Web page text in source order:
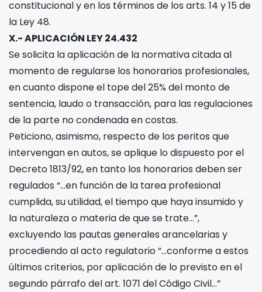
constitucional y en los términos de los arts. 14 y 15 de
la Ley 48.
X.- APLICACIÓN LEY 24.432
Se solicita la aplicación de la normativa citada al
momento de regularse los honorarios profesionales,
en cuanto dispone el tope del 25% del monto de
sentencia, laudo o transacción, para las regulaciones
de la parte no condenada en costas.
Peticiono, asimismo, respecto de los peritos que
intervengan en autos, se aplique lo dispuesto por el
Decreto 1813/92, en tanto los honorarios deben ser
regulados “…en función de la tarea profesional
cumplida, su utilidad, el tiempo que haya insumido y
la naturaleza o materia de que se trate…”,
excluyendo las pautas generales arancelarias y
procediendo al acto regulatorio “…conforme a estos
últimos criterios, por aplicación de lo previsto en el
segundo párrafo del art. 1071 del Código Civil…”